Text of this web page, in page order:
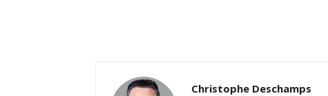
Christophe Deschamps